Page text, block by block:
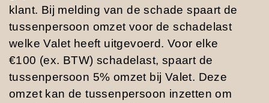
klant. Bij melding van de schade spaart de
tussenpersoon omzet voor de schadelast
welke Valet heeft uitgevoerd. Voor elke
€100 (ex. BTW) schadelast, spaart de
tussenpersoon 5% omzet bij Valet. Deze
omzet kan de tussenpersoon inzetten om